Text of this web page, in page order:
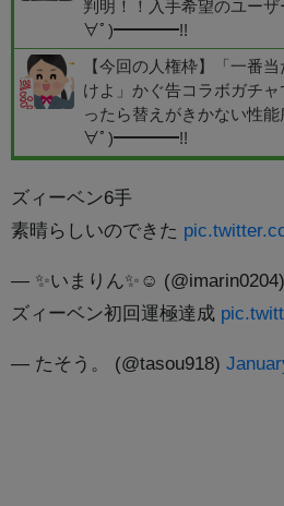
判明！！入手希望のユー
∀ﾟ)━━━━!!
【今回の人権枠】「一番
けよ」かぐ告コラボガチ
ったら替えがきかない
∀ﾟ)━━━━!!
ズィーベン6手
素晴らしいのできた
— ✨いまりん✨☺︎ (@imarin0204)
ズィーベン初回運極達成
— たそう。 (@tasou918)